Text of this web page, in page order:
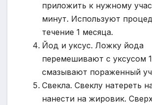
приложить к нужному
минут. Используют
течение 1 месяца.
Йод и уксус. Ложку йода
перемешивают с уксусом
смазывают пораженный
Свекла. Свеклу натереть
нанести на жировик.